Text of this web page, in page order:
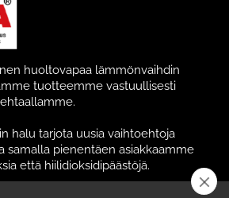
huoltovapaa lämmönvaihdin
tuotteemme vastuullisesti
halu tarjota uusia vaihtoehtoja
samalla pienentäen asiakkaamme
että hiilidioksidipäästöjä.